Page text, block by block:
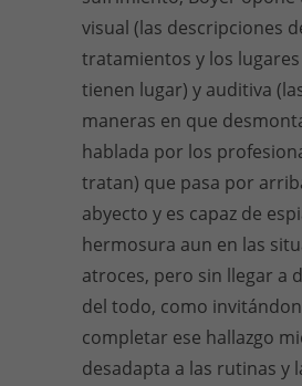
visual (las descripciones
tratamientos y los
tienen lugar) y auditiva
maneras en que
hablada por los
tratan) que pasa por
abyecto y es capaz de
hermosura aun en las
atroces, pero sin llegar a
del todo, como
completar ese hallazgo
desadapta a las rutinas y